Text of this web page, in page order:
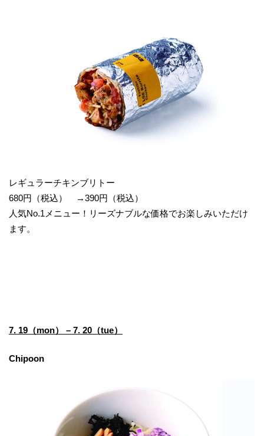
レギュラーチキンブリトー
680円（税込） →390円（税込）
人気No.1メニュー！リーズナブルな価格でお楽しみいただけ
ます。
7. 19（mon） – 7. 20（tue）
Chipoon